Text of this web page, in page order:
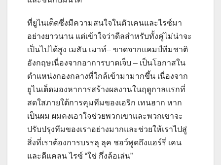
ที่ยูไนเต็ดซึ่งมีความสนใจในตัวเคนและไรซ์มา
อย่างยาวนาน แต่เข้าใจว่าดีลสำหรับทั้งคู่ไม่น่าจะ
เป็นไปได้สูง เมสัน เมาท์– ขาดจากแคมป์ทีมชาติ
อังกฤษเนื่องจากอาการบาดเจ็บ – เป็นโอกาสใน
ตำแหน่งกองกลางที่ใกล้เข้ามามากขึ้น เนื่องจาก
ยูไนเต็ดมองหาการสร้างผลงานในฤดูกาลแรกที่
สดใสภายใต้การคุมทีมของเอริก เทนฮาก หาก
เป็นผม ผมคงเอาใจช่วยพวกเขาและพวกเขาจะ
ปรับปรุงทีมของเราอย่างมากและช่วยให้เราไปสู่
สิ่งที่เราต้องการบรรลุ ลุค ชอว์พูดถึงแฮร์รี่ เคน
และดีแคลน ไรซ์ “ใช่ กึ่งล้อเล่น”